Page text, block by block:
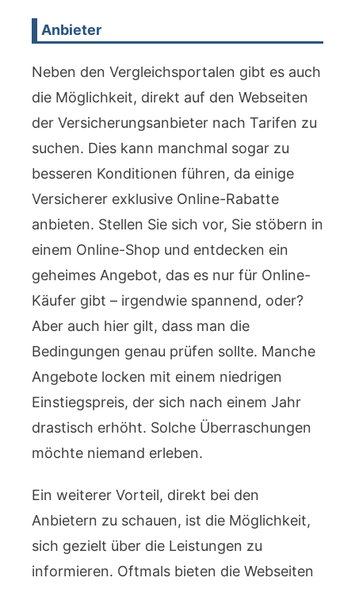
Anbieter
Neben den Vergleichsportalen gibt es auch
die Möglichkeit, direkt auf den Webseiten
der Versicherungsanbieter nach Tarifen zu
suchen. Dies kann manchmal sogar zu
besseren Konditionen führen, da einige
Versicherer exklusive Online-Rabatte
anbieten. Stellen Sie sich vor, Sie stöbern in
einem Online-Shop und entdecken ein
geheimes Angebot, das es nur für Online-
Käufer gibt – irgendwie spannend, oder?
Aber auch hier gilt, dass man die
Bedingungen genau prüfen sollte. Manche
Angebote locken mit einem niedrigen
Einstiegspreis, der sich nach einem Jahr
drastisch erhöht. Solche Überraschungen
möchte niemand erleben.
Ein weiterer Vorteil, direkt bei den
Anbietern zu schauen, ist die Möglichkeit,
sich gezielt über die Leistungen zu
informieren. Oftmals bieten die Webseiten